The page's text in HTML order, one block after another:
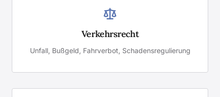
Verkehrsrecht
Unfall, Bußgeld, Fahrverbot, Schadensregulierung